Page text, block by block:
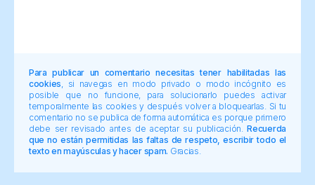
Para publicar un comentario necesitas tener habilitadas las
cookies , si navegas en modo privado o modo incógnito es
posible que no funcione, para solucionarlo puedes activar
temporalmente las cookies y después volver a bloquearlas. Si tu
comentario no se publica de forma automática es porque primero
debe ser revisado antes de aceptar su publicación.Recuerda
que no están permitidas las faltas de respeto, escribir todo el
texto en mayúsculas y hacer spam. Gracias.